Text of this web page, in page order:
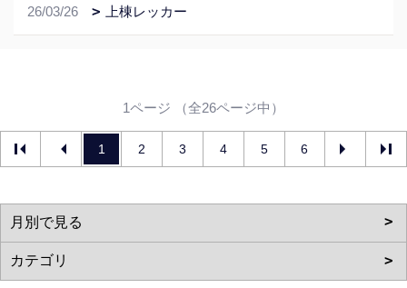
26/03/26 上棟レッカー
1ページ （全26ページ中）
1 2 3 4 5 6